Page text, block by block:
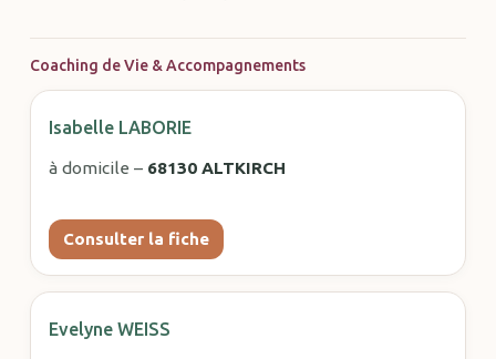
Coaching de Vie & Accompagnements
Isabelle LABORIE
à domicile – 68130 ALTKIRCH
Consulter la fiche
Evelyne WEISS